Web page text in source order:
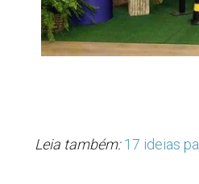
Leia também:17 ideias